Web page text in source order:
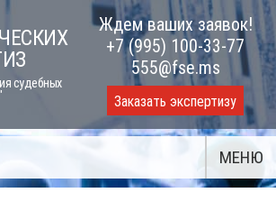
судебных
Ждем ваших заявок!
+7 (995) 100-33-77
555@fse.ms
Заказать экспертизу
МЕНЮ